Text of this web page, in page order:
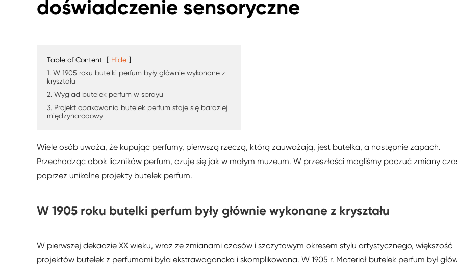
doświadczenie sensoryczne
Table of Content [ Hide ]
1. W 1905 roku butelki perfum były głównie wykonane z
kryształu
2. Wygląd butelek perfum w sprayu
3. Projekt opakowania butelek perfum staje się bardziej
międzynarodowy
Wiele osób uważa, że kupując perfumy, pierwszą rzeczą, którą zauważają, jest butelka, a następnie zapach.
Przechodząc obok liczników perfum, czuje się jak w małym muzeum. W przeszłości mogliśmy poczuć zmiany
poprzez unikalne projekty butelek perfum.
W 1905 roku butelki perfum były głównie wykonane z kryształu
W pierwszej dekadzie XX wieku, wraz ze zmianami czasów i szczytowym okresem stylu artystycznego, większość
projektów butelek z perfumami była ekstrawagancka i skomplikowana. W 1905 r. Materiał butelek perfum był